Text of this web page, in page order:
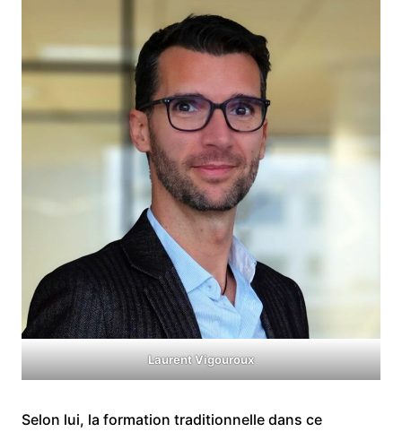
Laurent Vigouroux
Selon lui, la formation traditionnelle dans ce